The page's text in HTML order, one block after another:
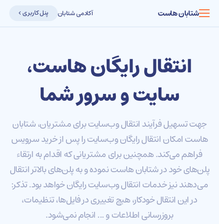
شتابان هاست آکادمی شتابان پنل کاربری
انتقال رایگان هاست،
سایت و سرور شما
جهت تسهیل فرآیند انتقال وب‌سایت برای مشتریان، شتابان
هاست امکان انتقال رایگان وب‌سایت را پس از خرید سرویس
فراهم می‌کند. همچنین برای مشتریانی که اقدام به ارتقاء
پلن‌های خود در شتابان هاست نموده و به پلن‌های بالاتر انتقال
می‌دهند نیز خدمات انتقال وب‌سایت رایگان خواهد بود. تذکر:
در این انتقال خودکار، هیچ تغییری در فایل‌ها، تنظیمات،
بروزرسانی اطلاعات و ... انجام نمی‌شود.